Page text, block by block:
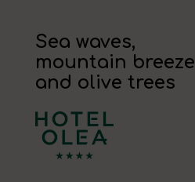
Sea waves,
mountain breeze
and olive trees